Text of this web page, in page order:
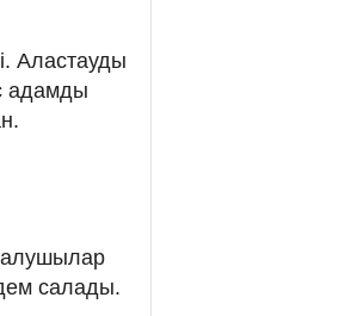
Аластауды
адамды
салады.